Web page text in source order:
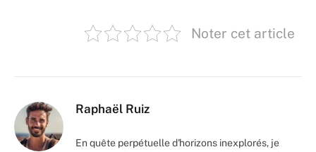
Noter cet article
Raphaël Ruiz
En quête perpétuelle d'horizons inexplorés, je